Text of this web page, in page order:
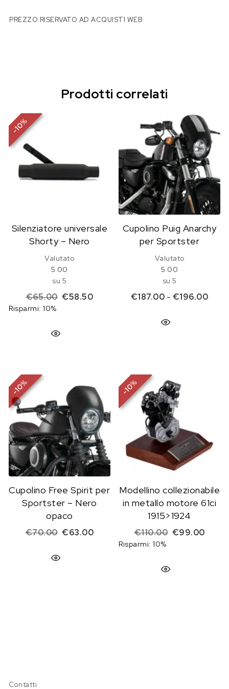
PREZZO RISERVATO AD ACQUISTI WEB
Prodotti correlati
-
10
%
Silenziatore universale
Shorty – Nero
Valutato
5.00
su 5
€65.00 Il prezzo originale era: €65.00.
€58.50Il prezzo attuale è: €58.50.
Risparmi: 10%
Cupolino Puig Anarchy
per Sportster
Valutato
5.00
su 5
€187.00 - €196.00
-
10
%
Cupolino Free Spirit per
Sportster – Nero
opaco
€70.00 Il prezzo originale era: €70.00.
€63.00Il prezzo attuale è: €63.00.
-
10
%
Modellino collezionabile
in metallo motore 61ci
1915>1924
€110.00 Il prezzo
€99.00Il
Risparmi: 10%
Contatti